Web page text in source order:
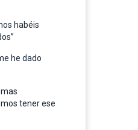
habéis
he dado
tener ese